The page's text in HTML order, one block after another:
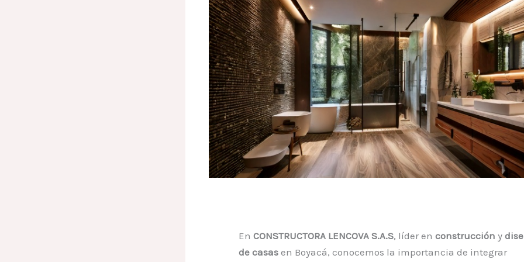
En CONSTRUCTORA LENCOVA S.A.S, líder en construcción y
de casas en Boyacá, conocemos la importancia de integrar